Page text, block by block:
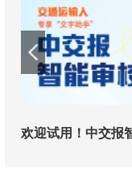
欢迎试用！中交报